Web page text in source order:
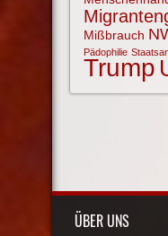
Mißbrauch
Pädophilie
Trump
ÜBER UNS